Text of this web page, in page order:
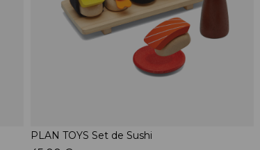
PLAN TOYS Set de Sushi